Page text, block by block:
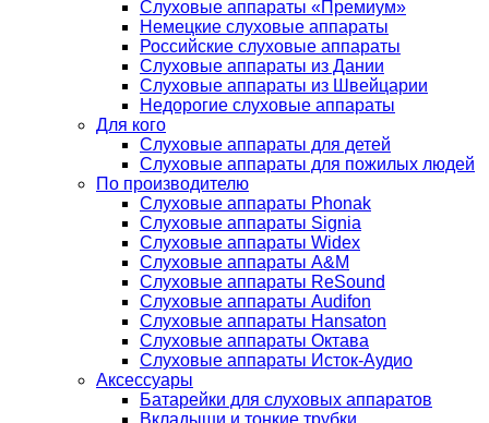
Слуховые аппараты «Премиум»
Немецкие слуховые аппараты
Российские слуховые аппараты
Слуховые аппараты из Дании
Слуховые аппараты из Швейцарии
Недорогие слуховые аппараты
Для кого
Слуховые аппараты для детей
Слуховые аппараты для пожилых людей
По производителю
Слуховые аппараты Phonak
Слуховые аппараты Signia
Слуховые аппараты Widex
Слуховые аппараты A&M
Слуховые аппараты ReSound
Слуховые аппараты Audifon
Слуховые аппараты Hansaton
Слуховые аппараты Октава
Слуховые аппараты Исток-Аудио
Аксессуары
Батарейки для слуховых аппаратов
Вкладыши и тонкие трубки